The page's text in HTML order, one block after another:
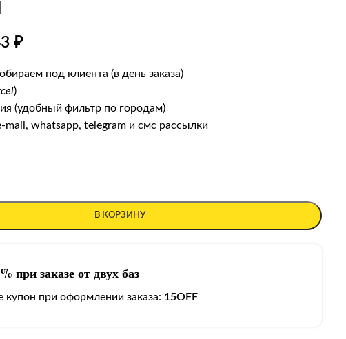
₽
под клиента (в день заказа)
)
(удобный фильтр по городам)
mail, whatsapp, telegram и смс рассылки
В КОРЗИНУ
при заказе от двух баз
купон при оформлении заказа: 15OFF